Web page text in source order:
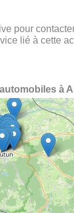
pour
lié à cette
à